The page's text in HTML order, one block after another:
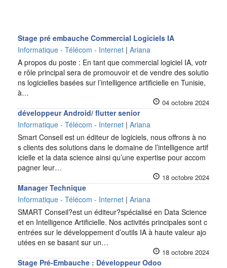
Stage pré embauche Commercial Logiciels IA
Informatique - Télécom - Internet | Ariana
A propos du poste : En tant que commercial logiciel IA, votr
e rôle principal sera de promouvoir et de vendre des solutio
ns logicielles basées sur l’intelligence artificielle en Tunisie,
à…
04 octobre 2024
développeur Android/ flutter senior
Informatique - Télécom - Internet | Ariana
Smart Conseil est un éditeur de logiciels, nous offrons à no
s clients des solutions dans le domaine de l’intelligence artif
icielle et la data science ainsi qu’une expertise pour accom
pagner leur…
18 octobre 2024
Manager Technique
Informatique - Télécom - Internet | Ariana
SMART Conseil?est un éditeur?spécialisé en Data Science
et en Intelligence Artificielle. Nos activités principales sont c
entrées sur le développement d’outils IA à haute valeur ajo
utées en se basant sur un…
18 octobre 2024
Stage Pré-Embauche : Développeur Odoo